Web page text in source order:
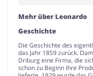
Mehr über Leonardo
Geschichte
Die Geschichte des
das Jahr 1859 zurück.
Driburg eine Firma, die
schon zu Beginn ihre